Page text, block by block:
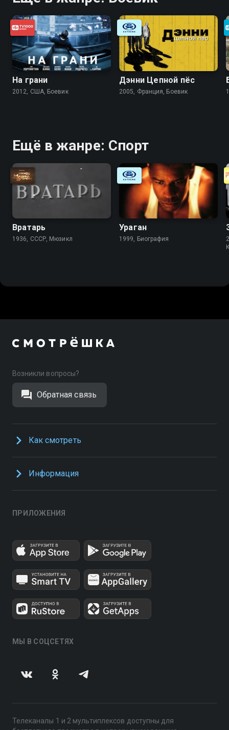
На грани
2012, США, Боевик
Дэнни Цепной пёс
2005, Франция, Боевик
Ещё в жанре: Спорт
Вратарь
1936, СССР, Мюзикл
Ураган
1999, Биография
Возникли вопросы?
Обратная связь
Как смотреть
Информация
ПРИЛОЖЕНИЯ
МЫ В СОЦСЕТЯХ
Телеканалы 1 и 2 мультиплексов доступны для